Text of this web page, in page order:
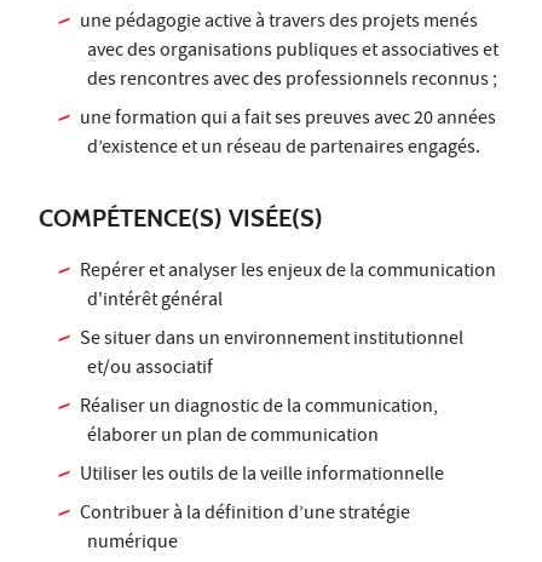
une pédagogie active à travers des projets menés
avec des organisations publiques et associatives et
des rencontres avec des professionnels reconnus ;
une formation qui a fait ses preuves avec 20 années
d’existence et un réseau de partenaires engagés.
COMPÉTENCE(S) VISÉE(S)
Repérer et analyser les enjeux de la communication
d'intérêt général
Se situer dans un environnement institutionnel
et/ou associatif
Réaliser un diagnostic de la communication,
élaborer un plan de communication
Utiliser les outils de la veille informationnelle
Contribuer à la définition d’une stratégie
numérique